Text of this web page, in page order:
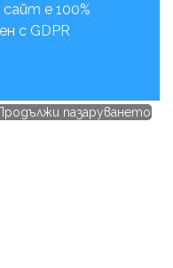
е 100%
с GDPR
пазаруването